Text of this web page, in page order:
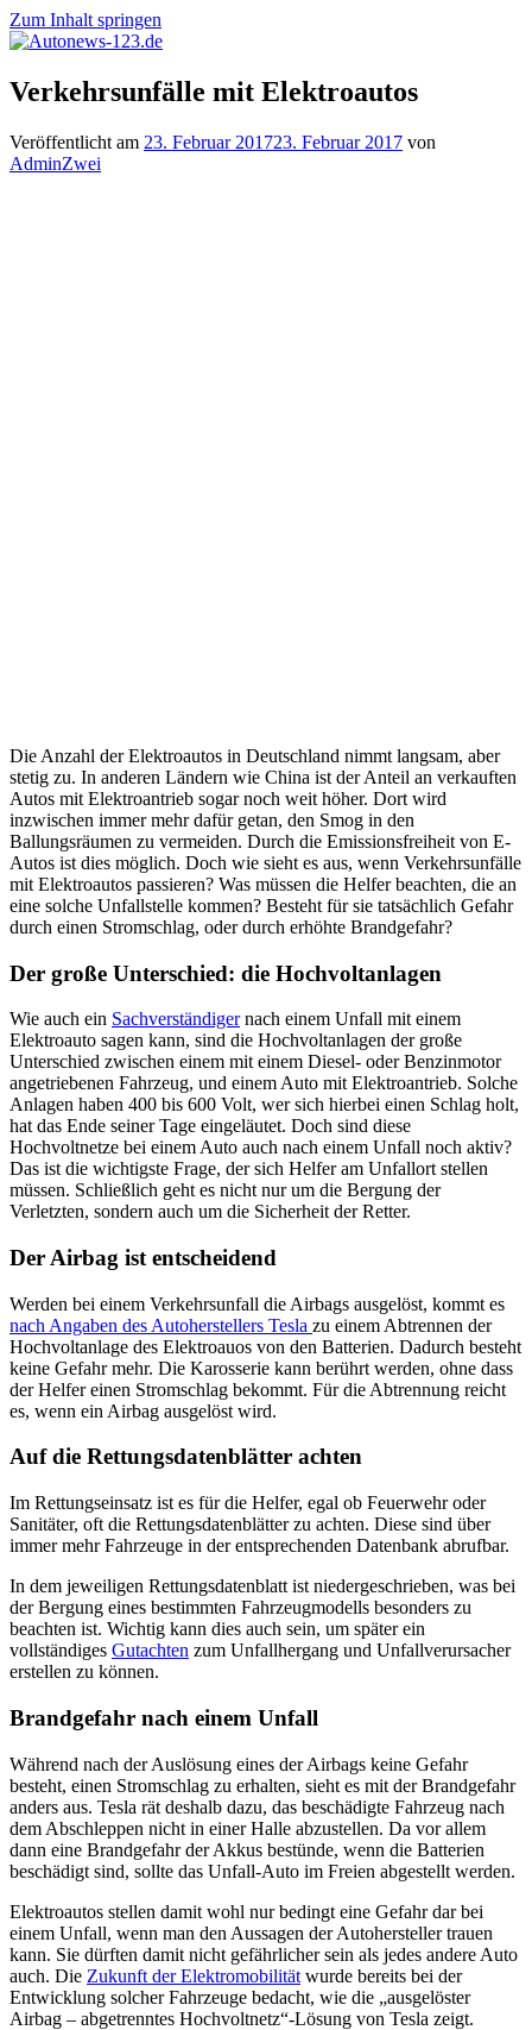
Zum Inhalt springen
Autonews-
123.de
Autonews
mit
Verkehrsunfälle mit Elektroautos
Veröffentlicht am 23. Februar 201723. Februar 2017 von
AdminZwei
Die Anzahl der Elektroautos in Deutschland nimmt langsam, aber
stetig zu. In anderen Ländern wie China ist der Anteil an verkauften
Autos mit Elektroantrieb sogar noch weit höher. Dort wird
inzwischen immer mehr dafür getan, den Smog in den
Ballungsräumen zu vermeiden. Durch die Emissionsfreiheit von E-
Autos ist dies möglich. Doch wie sieht es aus, wenn Verkehrsunfälle
mit Elektroautos passieren? Was müssen die Helfer beachten, die an
eine solche Unfallstelle kommen? Besteht für sie tatsächlich Gefahr
durch einen Stromschlag, oder durch erhöhte Brandgefahr?
Der große Unterschied: die Hochvoltanlagen
Wie auch ein Sachverständigernach einem Unfall mit einem
Elektroauto sagen kann, sind die Hochvoltanlagen der große
Unterschied zwischen einem mit einem Diesel- oder Benzinmotor
angetriebenen Fahrzeug, und einem Auto mit Elektroantrieb. Solche
Anlagen haben 400 bis 600 Volt, wer sich hierbei einen Schlag holt,
hat das Ende seiner Tage eingeläutet. Doch sind diese
Hochvoltnetze bei einem Auto auch nach einem Unfall noch aktiv?
Das ist die wichtigste Frage, der sich Helfer am Unfallort stellen
müssen. Schließlich geht es nicht nur um die Bergung der
Verletzten, sondern auch um die Sicherheit der Retter.
Der Airbag ist entscheidend
Werden bei einem Verkehrsunfall die Airbags ausgelöst, kommt es
nach Angaben des Autoherstellers Tesla zu einem Abtrennen der
Hochvoltanlage des Elektroauos von den Batterien. Dadurch besteht
keine Gefahr mehr. Die Karosserie kann berührt werden, ohne dass
der Helfer einen Stromschlag bekommt. Für die Abtrennung reicht
es, wenn ein Airbag ausgelöst wird.
Auf die Rettungsdatenblätter achten
Im Rettungseinsatz ist es für die Helfer, egal ob Feuerwehr oder
Sanitäter, oft die Rettungsdatenblätter zu achten. Diese sind über
immer mehr Fahrzeuge in der entsprechenden Datenbank abrufbar.
In dem jeweiligen Rettungsdatenblatt ist niedergeschrieben, was bei
der Bergung eines bestimmten Fahrzeugmodells besonders zu
beachten ist. Wichtig kann dies auch sein, um später ein
vollständiges Gutachten zum Unfallhergang und Unfallverursacher
erstellen zu können.
Brandgefahr nach einem Unfall
Während nach der Auslösung eines der Airbags keine Gefahr
besteht, einen Stromschlag zu erhalten, sieht es mit der Brandgefahr
anders aus. Tesla rät deshalb dazu, das beschädigte Fahrzeug nach
dem Abschleppen nicht in einer Halle abzustellen. Da vor allem
dann eine Brandgefahr der Akkus bestünde, wenn die Batterien
beschädigt sind, sollte das Unfall-Auto im Freien abgestellt werden.
Elektroautos stellen damit wohl nur bedingt eine Gefahr dar bei
einem Unfall, wenn man den Aussagen der Autohersteller trauen
kann. Sie dürften damit nicht gefährlicher sein als jedes andere Auto
auch. Die Zukunft der Elektromobilität wurde bereits bei der
Entwicklung solcher Fahrzeuge bedacht, wie die „ausgelöster
Airbag – abgetrenntes Hochvoltnetz“-Lösung von Tesla zeigt.